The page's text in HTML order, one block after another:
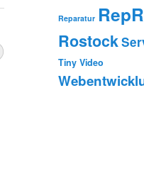
Reparatur
Rostock
Tiny Video